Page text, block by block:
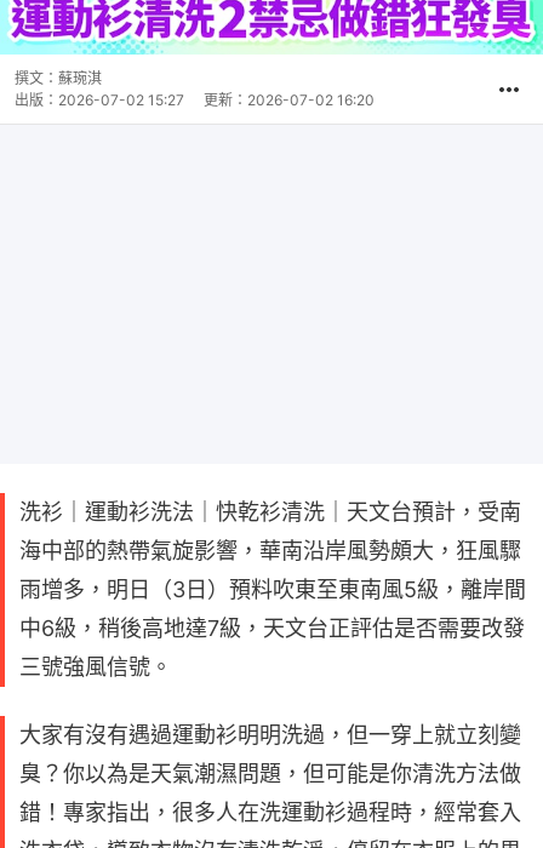
撰文： 蘇琬淇
出版： 2026-07-02 15:27 更新： 2026-07-02 16:20
洗衫｜運動衫洗法｜快乾衫清洗｜天文台預計，受南
海中部的熱帶氣旋影響，華南沿岸風勢頗大，狂風驟
雨增多，明日（3日）預料吹東至東南風5級，離岸間
中6級，稍後高地達7級，天文台正評估是否需要改發
三號強風信號。
大家有沒有遇過運動衫明明洗過，但一穿上就立刻變
臭？你以為是天氣潮濕問題，但可能是你清洗方法做
錯！專家指出，很多人在洗運動衫過程時，經常套入